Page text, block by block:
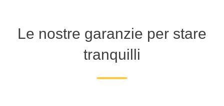
Le nostre garanzie per stare
tranquilli